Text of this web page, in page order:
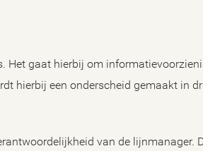
Het gaat hierbij om
hierbij een onderscheid gemaakt in
van de lijnmanager.